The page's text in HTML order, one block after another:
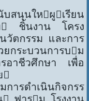
นใหผูเรียน
 ชิ้นงาน โครง
วัตกรรม และการ
กระบวนการบม
รอาชีวศึกษา เพื่อ

เนินกิจกรร